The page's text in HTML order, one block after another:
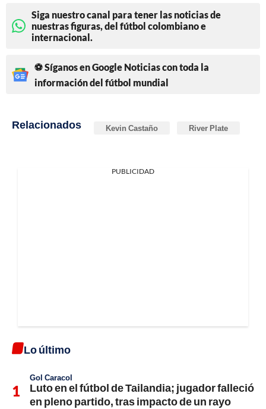
Siga nuestro canal para tener las noticias de
nuestras figuras, del fútbol colombiano e
internacional.
⚽ Síganos en Google Noticias con toda la
información del fútbol mundial
Relacionados Kevin Castaño River Plate
PUBLICIDAD
Lo último
Gol Caracol
Luto en el fútbol de Tailandia; jugador falleció
en pleno partido, tras impacto de un rayo